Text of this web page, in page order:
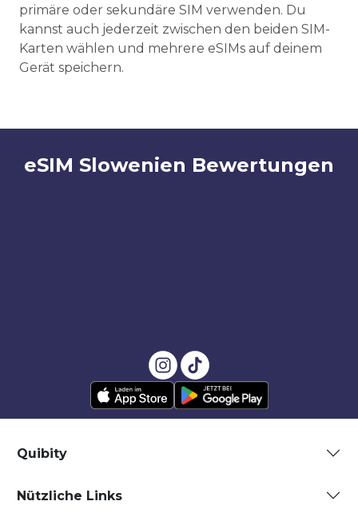
primäre oder sekundäre SIM verwenden. Du
kannst auch jederzeit zwischen den beiden SIM-
Karten wählen und mehrere eSIMs auf deinem
Gerät speichern.
eSIM Slowenien Bewertungen
Quibity
Nützliche Links